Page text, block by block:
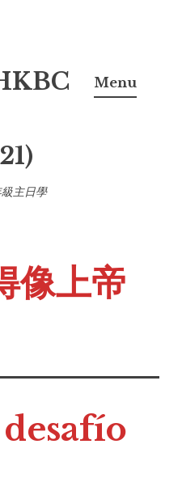
Menu
主日學
像上帝
desafío